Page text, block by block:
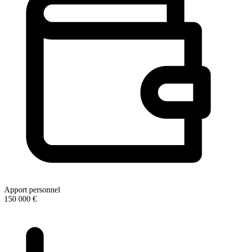
Apport personnel
150 000 €